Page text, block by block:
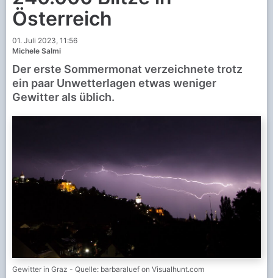
Österreich
01. Juli 2023, 11:56
Michele Salmi
Der erste Sommermonat verzeichnete trotz
ein paar Unwetterlagen etwas weniger
Gewitter als üblich.
Gewitter in Graz - Quelle: barbaraluef on Visualhunt.com